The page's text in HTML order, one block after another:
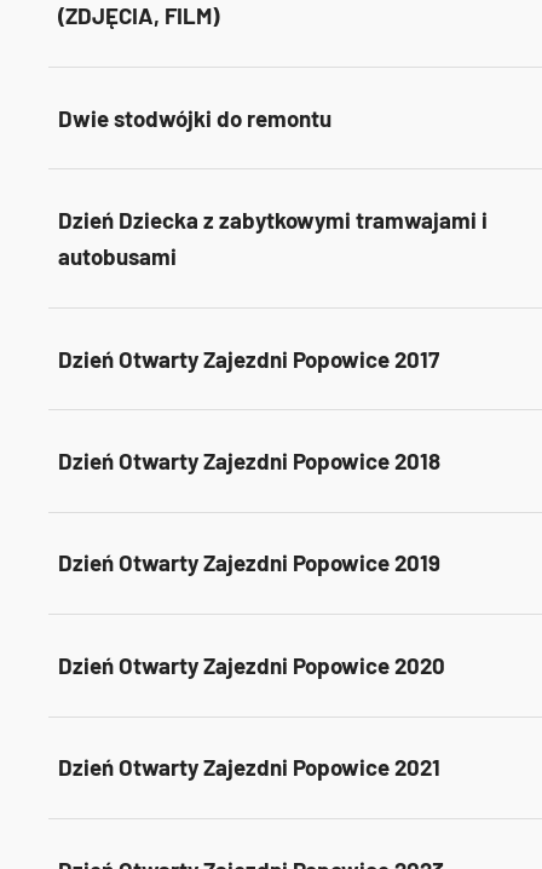
(ZDJĘCIA, FILM)
Dwie stodwójki do remontu
Dzień Dziecka z zabytkowymi tramwajami i
autobusami
Dzień Otwarty Zajezdni Popowice 2017
Dzień Otwarty Zajezdni Popowice 2018
Dzień Otwarty Zajezdni Popowice 2019
Dzień Otwarty Zajezdni Popowice 2020
Dzień Otwarty Zajezdni Popowice 2021